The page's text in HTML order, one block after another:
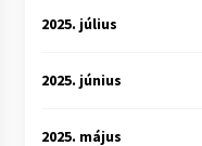
2025. július
2025. június
2025. május